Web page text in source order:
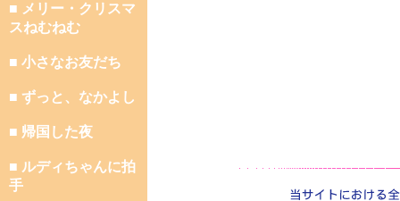
■ メリー・クリスマ
スねむねむ
■ 小さなお友だち
■ ずっと、なかよし
■ 帰国した夜
■ ルディちゃんに拍
手